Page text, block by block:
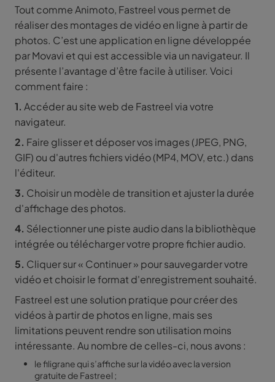
Tout comme Animoto, Fastreel vous permet de
réaliser des montages de vidéo en ligne à partir de
photos. C’est une application en ligne développée
par Movavi et qui est accessible via un navigateur. Il
présente l’avantage d’être facile à utiliser. Voici
comment faire :
1. Accéder au site web de Fastreel via votre
navigateur.
2. Faire glisser et déposer vos images (JPEG, PNG,
GIF) ou d'autres fichiers vidéo (MP4, MOV, etc.) dans
l'éditeur.
3. Choisir un modèle de transition et ajuster la durée
d'affichage des photos.
4. Sélectionner une piste audio dans la bibliothèque
intégrée ou télécharger votre propre fichier audio.
5. Cliquer sur « Continuer » pour sauvegarder votre
vidéo et choisir le format d'enregistrement souhaité.
Fastreel est une solution pratique pour créer des
vidéos à partir de photos en ligne, mais ses
limitations peuvent rendre son utilisation moins
intéressante. Au nombre de celles-ci, nous avons :
le filigrane qui s’affiche sur la vidéo avec la version
gratuite de Fastreel ;